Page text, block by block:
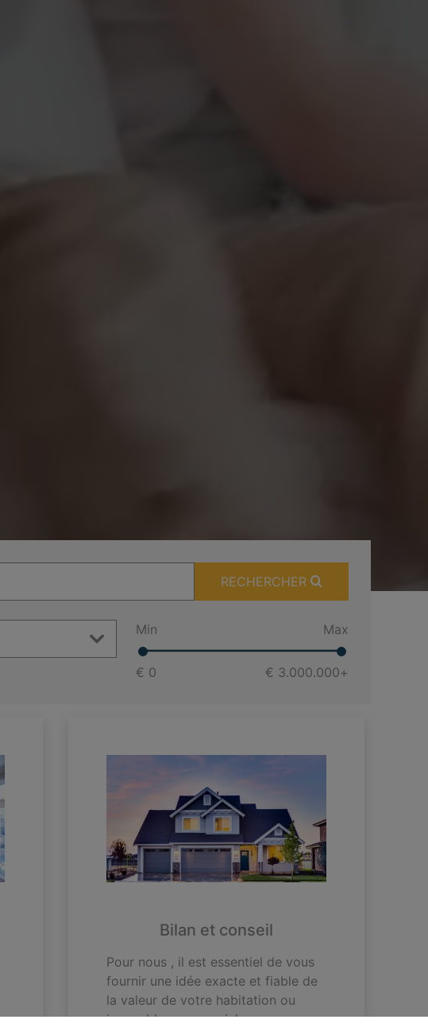
RECHERCHER
Min Max
€ 0 € 3.000.000+
Bilan et conseil
Pour nous , il est essentiel de vous
fournir une idée exacte et fiable de
la valeur de votre habitation ou
immeuble commercial.